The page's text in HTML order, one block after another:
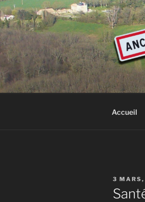
Aller
au
contenu
principal
Accueil
PUBLIÉ
LE
3